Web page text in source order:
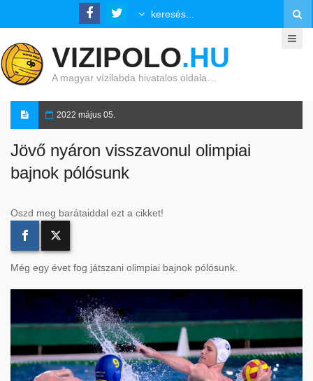
VIZIPOLO.HU
A magyar vízilabda hivatalos oldala…
2022 május 05.
Jövő nyáron visszavonul olimpiai
bajnok pólósunk
Oszd meg barátaiddal ezt a cikket!
Még egy évet fog játszani olimpiai bajnok pólósunk.